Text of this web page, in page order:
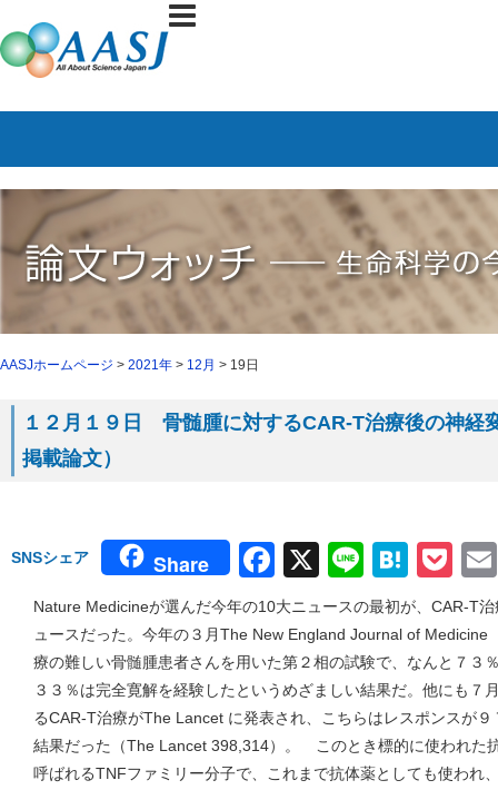
AASJホームページ > 2021年 > 12月 > 19日
１２月１９日 骨髄腫に対するCAR-T治療後の神経
掲載論文）
SNSシェア Share Facebook
X Line
Nature Medicineが選んだ今年の10大ニュースの最初が、CAR-T
ュースだった。今年の３月The New England Journal of Medicine
療の難しい骨髄腫患者さんを用いた第２相の試験で、なんと７３
３３％は完全寛解を経験したというめざましい結果だ。他にも７
るCAR-T治療がThe Lancet に発表され、こちらはレスポンスが
結果だった（The Lancet 398,314）。 このとき標的に使われた
呼ばれるTNFファミリー分子で、これまで抗体薬としても使われ